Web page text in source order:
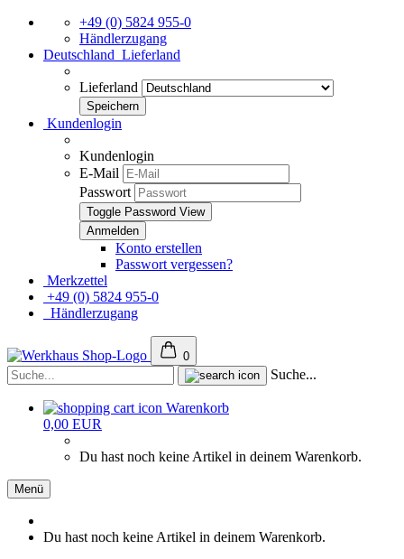
+49 (0) 5824 955-0
Händlerzugang
Deutschland Lieferland
Lieferland
Kundenlogin
Kundenlogin
E-Mail
Passwort
Toggle Password View
Konto erstellen
Passwort vergessen?
Merkzettel
+49 (0) 5824 955-0
Händlerzugang
0
Suche...
Warenkorb
0,00 EUR
Du hast noch keine Artikel in deinem Warenkorb.
Menü
Du hast noch keine Artikel in deinem Warenkorb.